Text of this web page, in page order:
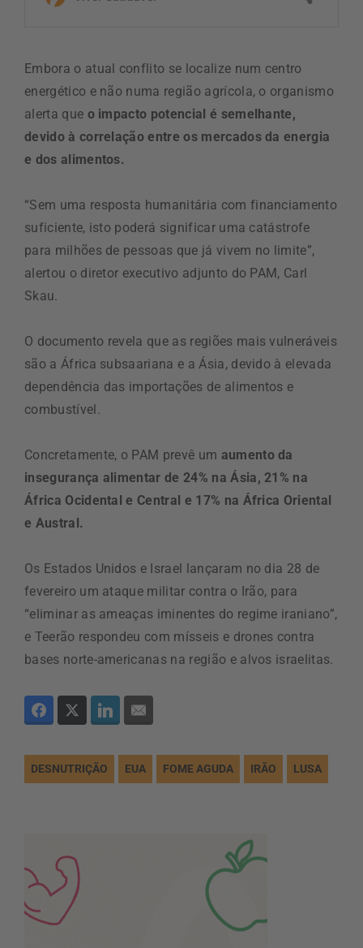
Embora o atual conflito se localize num centro
energético e não numa região agrícola, o organismo
alerta que o impacto potencial é semelhante,
devido à correlação entre os mercados da energia
e dos alimentos.
“Sem uma resposta humanitária com financiamento
suficiente, isto poderá significar uma catástrofe
para milhões de pessoas que já vivem no limite”,
alertou o diretor executivo adjunto do PAM, Carl
Skau.
O documento revela que as regiões mais vulneráveis
são a África subsaariana e a Ásia, devido à elevada
dependência das importações de alimentos e
combustível.
Concretamente, o PAM prevê um aumento da
insegurança alimentar de 24% na Ásia, 21% na
África Ocidental e Central e 17% na África Oriental
e Austral.
Os Estados Unidos e Israel lançaram no dia 28 de
fevereiro um ataque militar contra o Irão, para
“eliminar as ameaças iminentes do regime iraniano”,
e Teerão respondeu com mísseis e drones contra
bases norte-americanas na região e alvos israelitas.
DESNUTRIÇÃO EUA FOME AGUDA IRÃO LUSA